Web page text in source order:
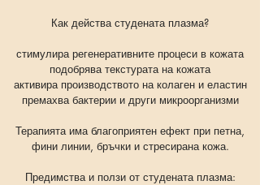
Как действа студената плазма?
стимулира регенеративните процеси в кожата
подобрява текстурата на кожата
активира производството на колаген и еластин
премахва бактерии и други микроорганизми
Терапията има благоприятен ефект при петна,
фини линии, бръчки и стресирана кожа.
Предимства и ползи от студената плазма: